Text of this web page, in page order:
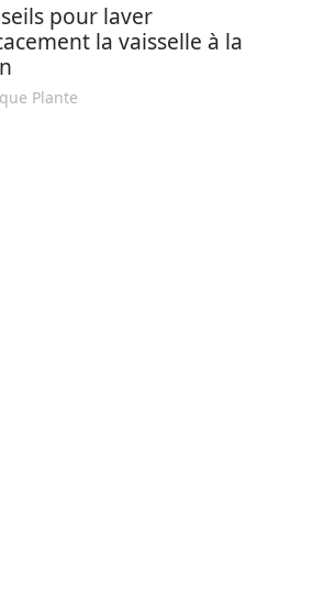
pour laver
la vaisselle à la
Plante